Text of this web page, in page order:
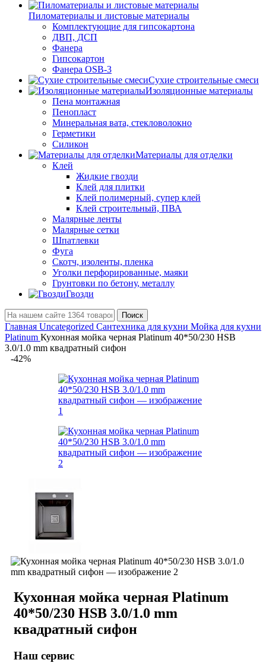
Пиломатериалы и листовые материалы
Комплектующие для гипсокартона
ДВП, ДСП
Фанера
Гипсокартон
Фанера OSB-3
Сухие строительные смеси
Изоляционные материалы
Пена монтажная
Пенопласт
Минеральная вата, стекловолокно
Герметики
Силикон
Материалы для отделки
Клей
Жидкие гвозди
Клей для плитки
Клей полимерный, супер клей
Клей строительный, ПВА
Малярные ленты
Малярные сетки
Шпатлевки
Фуга
Скотч, изоленты, пленка
Уголки перфорированные, маяки
Грунтовки по бетону, металлу
Гвозди
Поиск
Главная Uncategorized Сантехника для кухни Мойка для кухни
Platinum Кухонная мойка черная Platinum 40*50/230 HSB
3.0/1.0 mm квадратный сифон
-42%
Кухонная мойка черная Platinum
40*50/230 HSB 3.0/1.0 mm
квадратный сифон
Наш сервис